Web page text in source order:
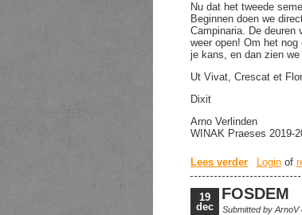
Nu dat het tweede
Beginnen doen we
Campinaria. De deuren
weer open! Om het
je kans, en dan zien
Ut Vivat, Crescat et
Dixit
Arno Verlinden
WINAK Praeses 2019-
Lees verder over
Loginof
19
dec
FOSDEM
Submitted by ArnoV